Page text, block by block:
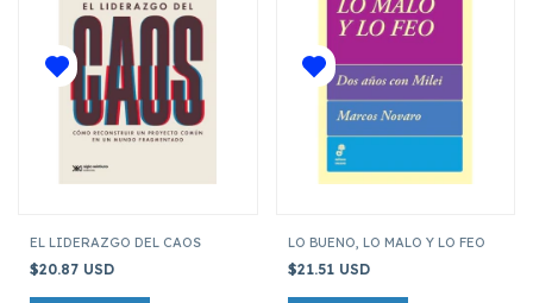
EL LIDERAZGO DEL CAOS
$20.87 USD
LO BUENO, LO MALO Y LO FEO
$21.51 USD